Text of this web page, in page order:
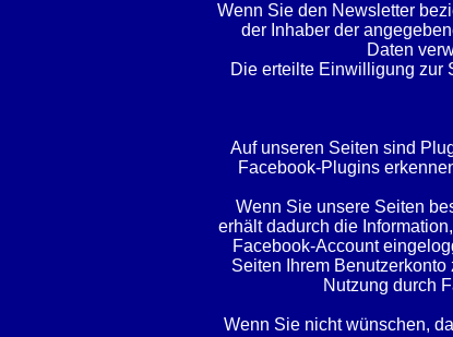
Wenn Sie den Newsletter
der Inhaber der
Daten
Die erteilte Einwilligung zur
Auf unseren Seiten sind
Facebook-Plugins
Wenn Sie unsere Seiten
erhält dadurch die
Facebook-Account
Seiten Ihrem
Nutzung durch
Wenn Sie nicht wünschen,